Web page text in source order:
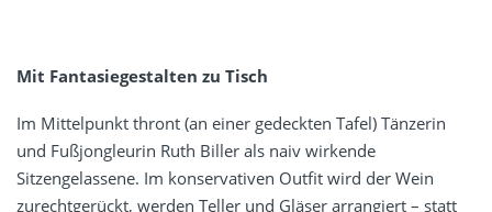
Mit Fantasiegestalten zu Tisch
Im Mittelpunkt thront (an einer gedeckten Tafel) Tänzerin
und Fußjongleurin Ruth Biller als naiv wirkende
Sitzengelassene. Im konservativen Outfit wird der Wein
zurechtgerückt, werden Teller und Gläser arrangiert – statt